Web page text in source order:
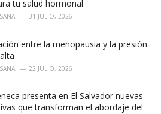
tu salud hormonal
31 JULIO, 2026
entre la menopausia y la presión
22 JULIO, 2026
presenta en El Salvador nuevas
que transforman el abordaje del